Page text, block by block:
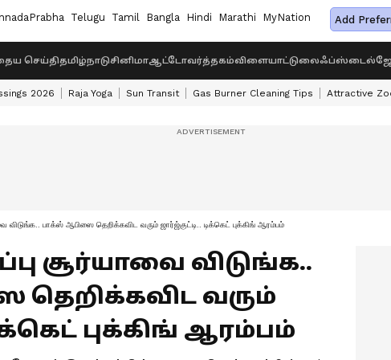
Telugu Tamil Bangla Hindi Marathi MyNation Add
செய்திதமிழ்நாடுசினிமாஆட்டோவர்த்தகம்விளையாட்டுலைஃப்ஸ்டைல்
2026 Raja Yoga Sun Transit Gas Burner Cleaning Tips Attractive
விடுங்க.. பாக்ஸ் ஆபிஸை தெறிக்கவிட வரும் ஜார்ஜ்குட்டி.. டிக்கெட் புக்கிங் ஆரம்பம்
சூர்யாவை விடுங்க..
வரும்
புக்கிங் ஆரம்பம்